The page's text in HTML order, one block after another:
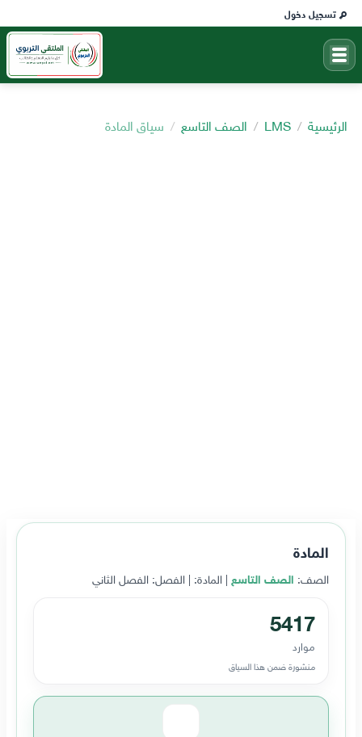
تسجيل دخول
الرئيسية LMS الصف التاسع سياق المادة
المادة
الصف: الصف التاسع | المادة: | الفصل: الفصل الثاني
5417
موارد
منشورة ضمن هذا السياق